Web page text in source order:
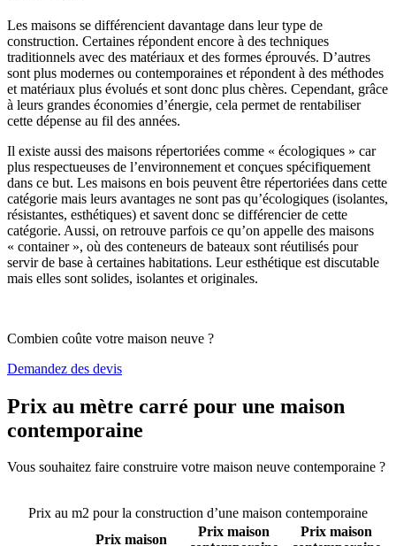
Les maisons se différencient davantage dans leur type de
construction. Certaines répondent encore à des techniques
traditionnels avec des matériaux et des formes éprouvés. D’autres
sont plus modernes ou contemporaines et répondent à des méthodes
et matériaux plus évolués et sont donc plus chères. Cependant, grâce
à leurs grandes économies d’énergie, cela permet de rentabiliser
cette dépense au fil des années.
Il existe aussi des maisons répertoriées comme « écologiques » car
plus respectueuses de l’environnement et conçues spécifiquement
dans ce but. Les maisons en bois peuvent être répertoriées dans cette
catégorie mais leurs avantages ne sont pas qu’écologiques (isolantes,
résistantes, esthétiques) et savent donc se différencier de cette
catégorie. Aussi, on retrouve parfois ce qu’on appelle des maisons
« container », où des conteneurs de bateaux sont réutilisés pour
servir de base à certaines habitations. Leur esthétique est discutable
mais elles sont solides, isolantes et originales.
Combien coûte votre maison neuve ?
Demandez des devis
Prix au mètre carré pour une maison
contemporaine
Vous souhaitez faire construire votre maison neuve contemporaine ?
Prix au m2 pour la construction d’une maison contemporaine
Prix maison
Prix maison
Prix maison